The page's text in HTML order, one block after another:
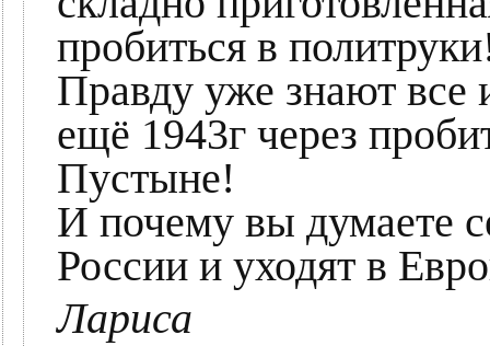
пробиться в
Правду уже знают все
ещё 1943г через
Пустыне!
И почему вы думаете
России и уходят в
Лариса